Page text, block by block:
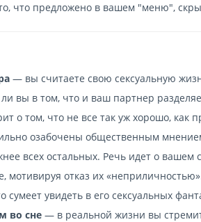
что предложено в вашем "меню",
— вы считаете свою сексуальную
вы в том, что и ваш партнер
о том, что не все так уж хорошо, как
озабочены общественным
всех остальных. Речь идет о вашем
мотивируя отказ их
сумеет увидеть в его сексуальных
во сне — в реальной жизни вы